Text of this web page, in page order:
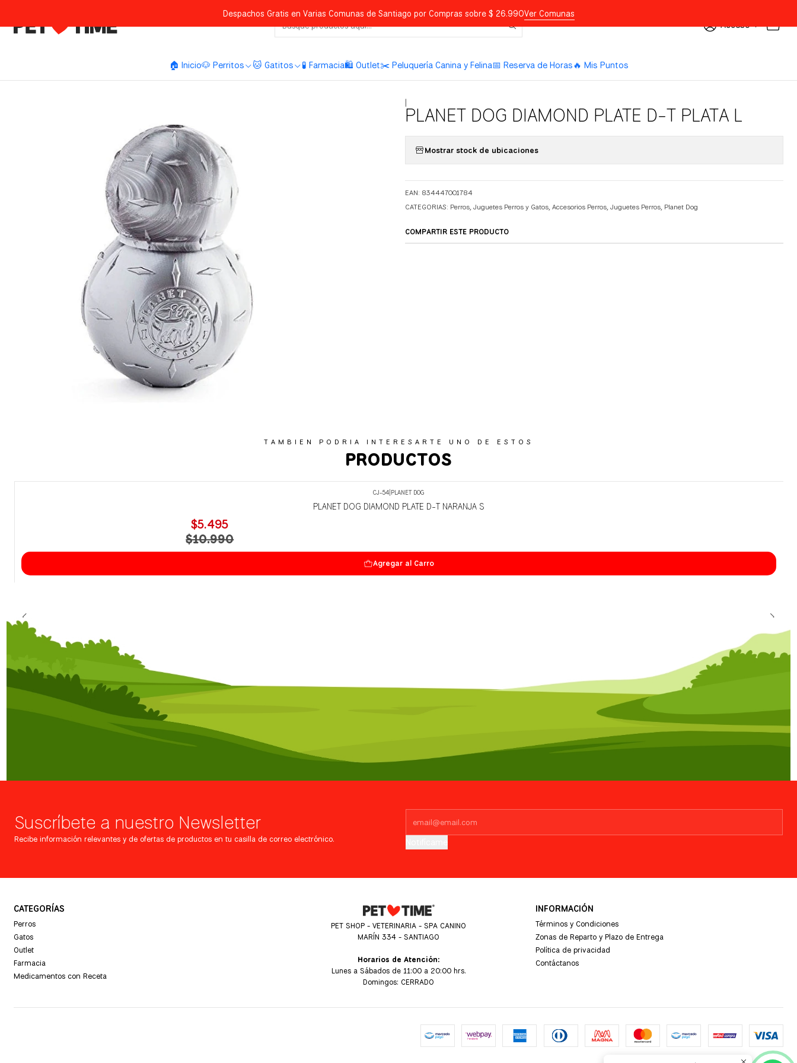
Acceso
🏠 Inicio🐶 Perritos 🐱 Gatitos 🧪 Farmacia🛍️ Outlet✂️ Peluquería Canina y Felina📅 Reserva de Horas🔥 Mis Puntos
Despachos Gratis en Varias Comunas de Santiago por Compras sobre $ 26.990Ver Comunas
PLANET DOG DIAMOND PLATE D-T PLATA L
Mostrar stock de ubicaciones
EAN: 834447001784
CATEGORIAS: Perros,Juguetes Perros y Gatos,Accesorios Perros,Juguetes Perros, Planet Dog
COMPARTIR ESTE PRODUCTO
TAMBIEN PODRIA INTERESARTE UNO DE ESTOS
PRODUCTOS
CJ-54|PLANET DOG
PLANET DOG DIAMOND PLATE D-T NARANJA S
$5.495
$10.990
Agregar al Carro
Suscríbete a nuestro Newsletter
Recibe información relevantes y de ofertas de productos en tu casilla de correo electrónico.
CATEGORÍAS
Perros
Gatos
Outlet
Farmacia
Medicamentos con Receta
PET SHOP - VETERINARIA - SPA CANINO
MARÍN 334 - SANTIAGO
Horarios de Atención:
Lunes a Sábados de 11:00 a 20:00 hrs.
Domingos: CERRADO
INFORMACIÓN
Términos y Condiciones
Zonas de Reparto y Plazo de Entrega
Política de privacidad
Contáctanos